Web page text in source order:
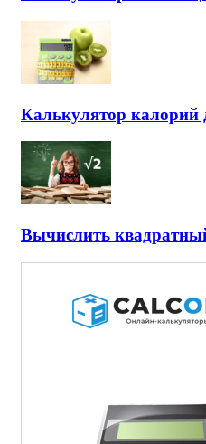
Калькулятор калорий
Вычислить